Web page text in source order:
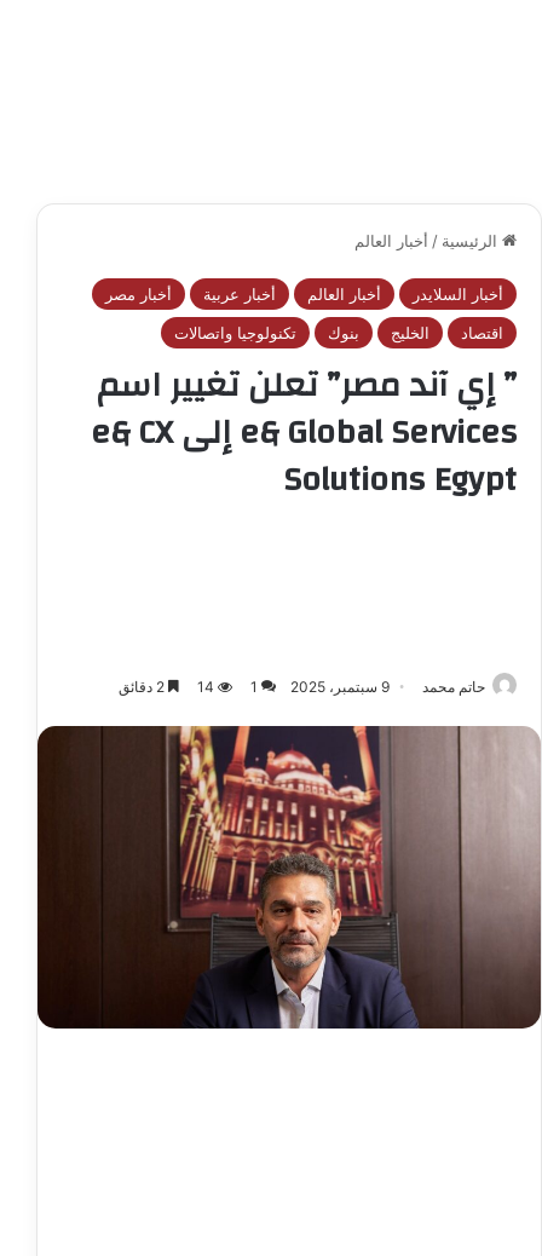
الرئيسية / أخبار العالم
أخبار السلايدر أخبار العالم أخبار عربية
أخبار مصر
اقتصاد
الخليج بنوك تكنولوجيا واتصالات
” إي آند مصر” تعلن تغيير اسم
e& Global Services إلى e& CX
Solutions Egypt
حاتم محمد 9 سبتمبر، 2025 1
14